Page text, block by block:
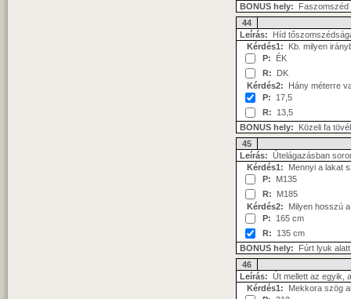
BONUS hely: Faszomszéd
44
Leírás: Híd
Kérdés1: Kb. milyen
P: ÉK
R: DK
Kérdés2: Hány méterre
P: 17,5
R: 13,5
BONUS hely: Közeli fa
45
Leírás: Útelágazásban
Kérdés1: Mennyi a lakat
P: M135
R: M185
Kérdés2: Milyen hosszú
P: 165 cm
R: 135 cm
BONUS hely: Fúrt lyuk
46
Leírás: Út mellett az egyik,
Kérdés1: Mekkora szög